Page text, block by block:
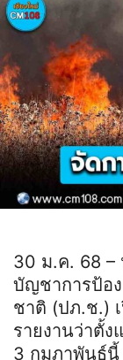
30 ม.ค. 68 –
บัญชาการป้อ
ชาติ (ปภ.ช.)
รายงานว่าตั้
3 กุมภาพันธ์นี้